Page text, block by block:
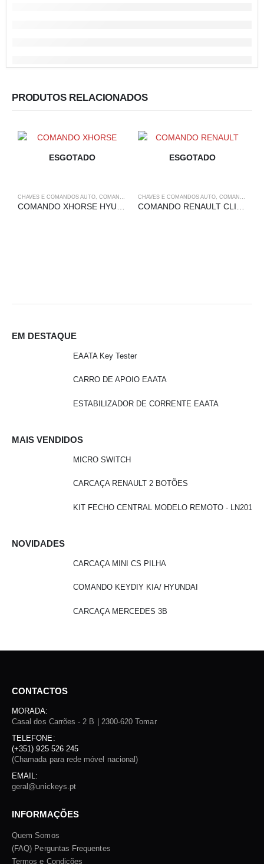
PRODUTOS RELACIONADOS
ESGOTADO
CHAVES E COMANDOS AUTO, COMANDOS HYUNDAI ,ORIGINAIS,XHORSE
COMANDO XHORSE HYUNDAI 3 BOTÕES
ESGOTADO
CHAVES E COMANDOS AUTO, COMANDOS
COMANDO RENAULT CLIO III – 2 BOTÕES
EM DESTAQUE
EAATA Key Tester
CARRO DE APOIO EAATA
ESTABILIZADOR DE CORRENTE EAATA
MAIS VENDIDOS
MICRO SWITCH
CARCAÇA RENAULT 2 BOTÕES
KIT FECHO CENTRAL MODELO REMOTO - LN201
NOVIDADES
CARCAÇA MINI CS PILHA
COMANDO KEYDIY KIA/ HYUNDAI
CARCAÇA MERCEDES 3B
CONTACTOS
MORADA:
Casal dos Carrões - 2 B | 2300-620 Tomar
TELEFONE:
(+351) 925 526 245
(Chamada para rede móvel nacional)
EMAIL:
geral@unickeys.pt
INFORMAÇÕES
Quem Somos
(FAQ) Perguntas Frequentes
Termos e Condições